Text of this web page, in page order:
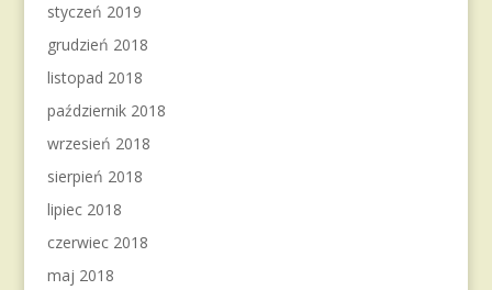
styczeń 2019
grudzień 2018
listopad 2018
październik 2018
wrzesień 2018
sierpień 2018
lipiec 2018
czerwiec 2018
maj 2018